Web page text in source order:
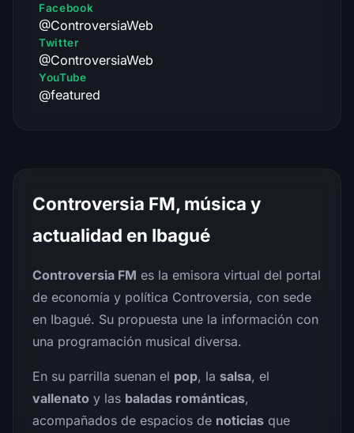
Facebook
@ControversiaWeb
Twitter
@ControversiaWeb
YouTube
@featured
Controversia FM, música y
actualidad en Ibagué
Controversia FM es la emisora virtual del portal
de economía y política Controversia, con sede
en Ibagué. Su propuesta une la información con
una programación musical diversa.
En su parrilla suenan el pop, la salsa, el
vallenato y las baladas románticas,
acompañados de espacios de noticias que